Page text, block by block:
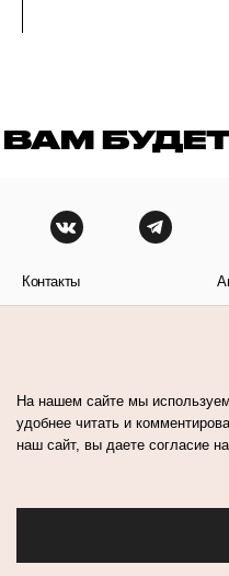
ВАМ
Контакты
На нашем сайте мы
удобнее читать и
наш сайт, вы даете согласие